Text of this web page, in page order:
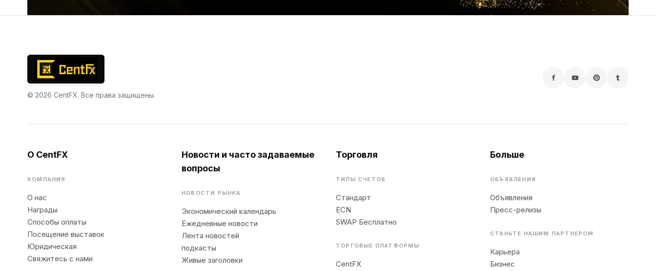
© 2026 CentFX. Все права защищены.
О CentFX
КОМПАНИЯ
О нас
Награды
Способы оплаты
Посещение выставок
Юридическая
Свяжитесь с нами
Новости и часто задаваемые
вопросы
НОВОСТИ РЫНКА
Экономический календарь
Ежедневные новости
Лента новостей
подкасты
Живые заголовки
Торговля
ТИПЫ СЧЕТОВ
Стандарт
ECN
SWAP Бесплатно
ТОРГОВЫЕ ПЛАТФОРМЫ
CentFX
Больше
ОБЪЯВЛЕНИЯ
Объявления
Пресс-релизы
СТАНЬТЕ НАШИМ ПАРТНЕРОМ
Карьера
Бизнес